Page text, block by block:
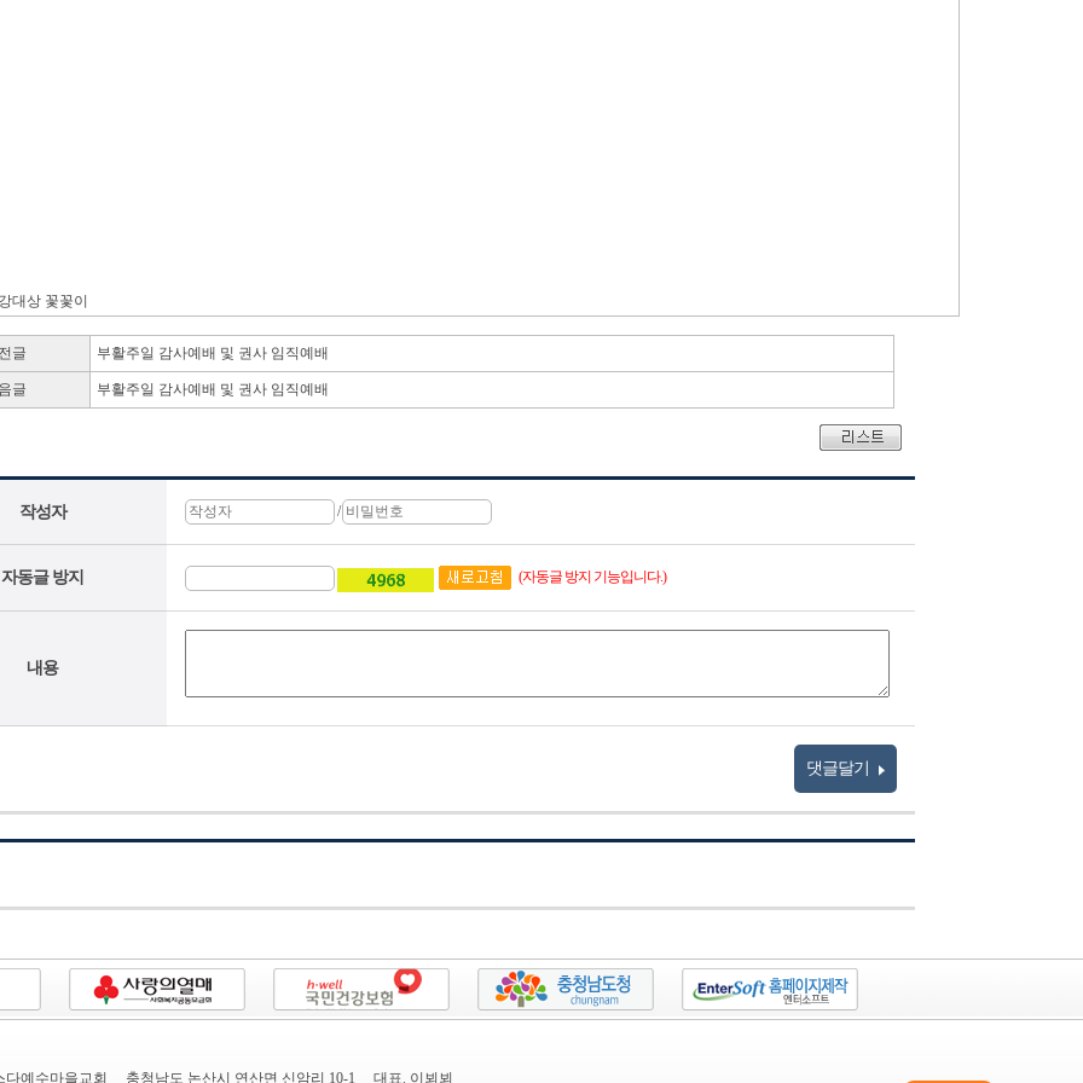
대상 꽃꽃이
글 부활주일 감사예배 및 권사 임직예배
글 부활주일 감사예배 및 권사 임직예배
작성자 /
자동글 방지 (자동글 방지 기능입니다.)
내용
댓글달기
다예수마을교회 충청남도 논산시 연산면 신암리 10-1 대표. 이뵈뵈